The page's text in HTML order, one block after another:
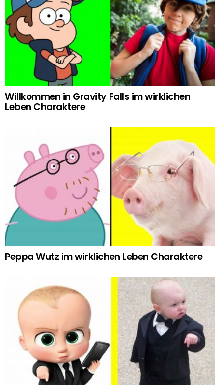
Willkommen in Gravity Falls im wirklichen
Leben Charaktere
Peppa Wutz im wirklichen Leben Charaktere